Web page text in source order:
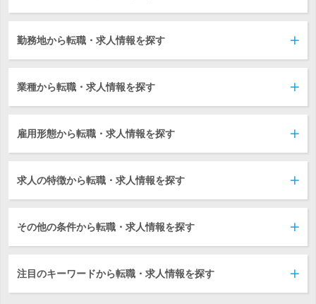
勤務地から転職・求人情報を探す
業種から転職・求人情報を探す
雇用形態から転職・求人情報を探す
求人の特徴から転職・求人情報を探す
その他の条件から転職・求人情報を探す
注目のキーワードから転職・求人情報を探す